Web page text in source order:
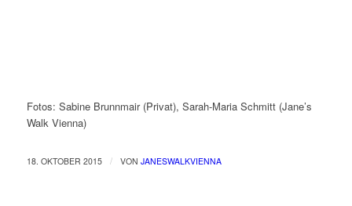
Fotos: Sabine Brunnmair (Privat), Sarah-Maria Schmitt (Jane’s
Walk Vienna)
18. OKTOBER 2015 / VON JANESWALKVIENNA